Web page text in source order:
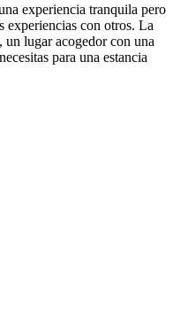
experiencia tranquila pero
experiencias con otros. La
lugar acogedor con una
para una estancia